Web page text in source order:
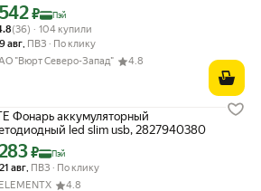
с картой Яндекс Пэй 6542 ₽ вместо
₽ Пэй
товара: 4.8 из 5
(36) · 104 купили
(36) · 104 купили
9 авг, ПВЗ
По клику
"Вюрт Северо-Запад"
4.8
Фонарь аккумуляторный
led slim usb, 2827940380
с картой Яндекс Пэй 7283 ₽ вместо
₽ Пэй
21 авг ПВЗ
По клику
ELEMENTX
4.8